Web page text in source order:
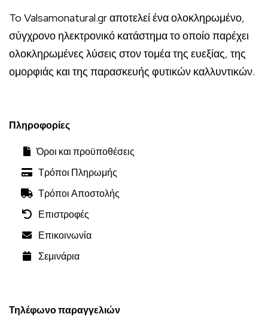
To Valsamonatural.gr αποτελεί ένα ολοκληρωμένο,
σύγχρονο ηλεκτρονικό κατάστημα το οποίο παρέχει
ολοκληρωμένες λύσεις στον τομέα της ευεξίας, της
ομορφιάς και της παρασκευής φυτικών καλλυντικών.
Πληροφορίες
Όροι και προϋποθέσεις
Τρόποι Πληρωμής
Τρόποι Αποστολής
Επιστροφές
Επικοινωνία
Σεμινάρια
Τηλέφωνο παραγγελιών